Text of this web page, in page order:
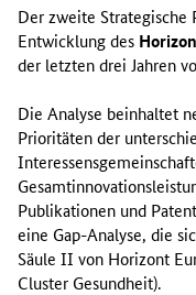
Der zweite Strategische
Entwicklung des
der letzten drei Jahren
Die Analyse beinhaltet
Prioritäten der
Publikationen und
eine Gap-Analyse, die
Säule II von Horizont
Cluster Gesundheit).